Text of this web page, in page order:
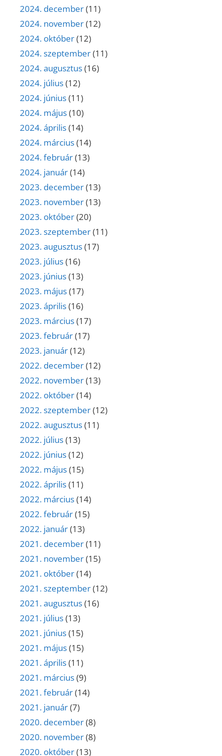
2024. december(11)
2024. november(12)
2024. október(12)
2024. szeptember(11)
2024. augusztus(16)
2024. július(12)
2024. június(11)
2024. május(10)
2024. április(14)
2024. március(14)
2024. február(13)
2024. január(14)
2023. december(13)
2023. november(13)
2023. október(20)
2023. szeptember(11)
2023. augusztus(17)
2023. július(16)
2023. június(13)
2023. május(17)
2023. április(16)
2023. március(17)
2023. február(17)
2023. január(12)
2022. december(12)
2022. november(13)
2022. október(14)
2022. szeptember(12)
2022. augusztus(11)
2022. július(13)
2022. június(12)
2022. május(15)
2022. április(11)
2022. március(14)
2022. február(15)
2022. január(13)
2021. december(11)
2021. november(15)
2021. október(14)
2021. szeptember(12)
2021. augusztus(16)
2021. július(13)
2021. június(15)
2021. május(15)
2021. április(11)
2021. március(9)
2021. február(14)
2021. január(7)
2020. december(8)
2020. november(8)
2020. október(13)